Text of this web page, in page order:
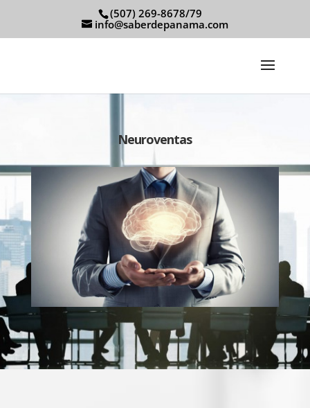
(507) 269-8678/79
info@saberdepanama.com
Neuroventas